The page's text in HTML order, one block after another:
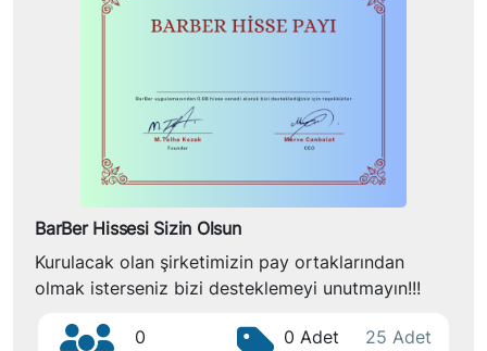
BarBer Hissesi Sizin Olsun
Kurulacak olan şirketimizin pay ortaklarından
olmak isterseniz bizi desteklemeyi unutmayın!!!
0 0 Adet 25 Adet